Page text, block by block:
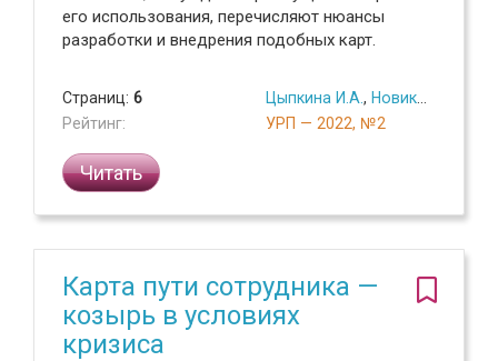
его использования, перечисляют нюансы
разработки и внедрения подобных карт.
Страниц: 6
Рейтинг:
Цыпкина И.А. , Новиков В.В.
УРП — 2022, №2
Читать
Карта пути сотрудника —
козырь в условиях
кризиса